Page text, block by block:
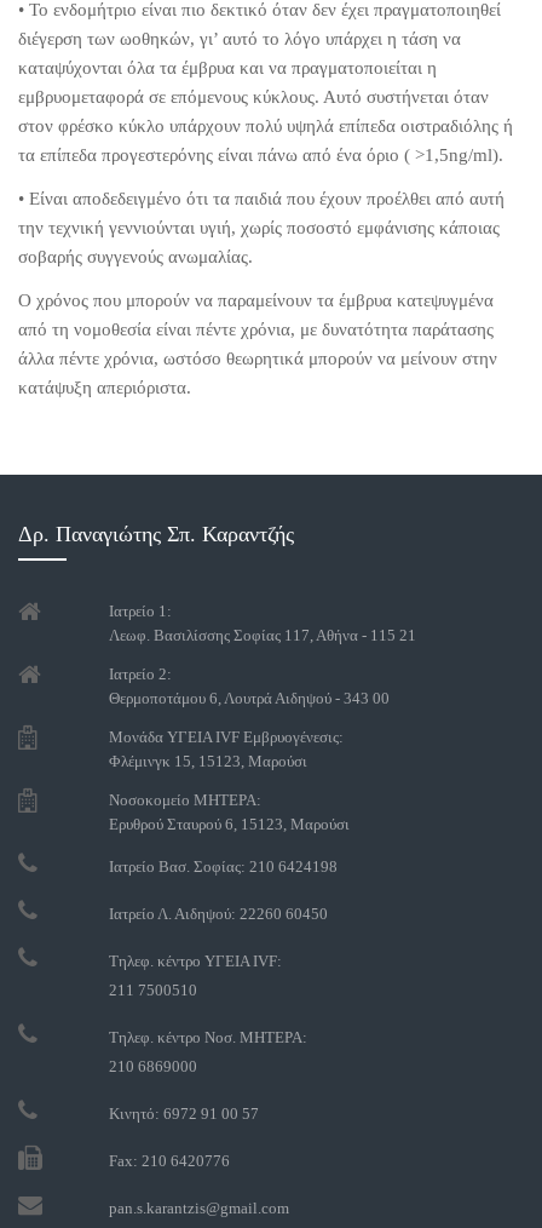
• Το ενδομήτριο είναι πιο δεκτικό όταν δεν έχει πραγματοποιηθεί
διέγερση των ωοθηκών, γι’ αυτό το λόγο υπάρχει η τάση να
καταψύχονται όλα τα έμβρυα και να πραγματοποιείται η
εμβρυομεταφορά σε επόμενους κύκλους. Αυτό συστήνεται όταν
στον φρέσκο κύκλο υπάρχουν πολύ υψηλά επίπεδα οιστραδιόλης ή
τα επίπεδα προγεστερόνης είναι πάνω από ένα όριο ( >1,5ng/ml).
• Είναι αποδεδειγμένο ότι τα παιδιά που έχουν προέλθει από αυτή
την τεχνική γεννιούνται υγιή, χωρίς ποσοστό εμφάνισης κάποιας
σοβαρής συγγενούς ανωμαλίας.
Ο χρόνος που μπορούν να παραμείνουν τα έμβρυα κατεψυγμένα
από τη νομοθεσία είναι πέντε χρόνια, με δυνατότητα παράτασης
άλλα πέντε χρόνια, ωστόσο θεωρητικά μπορούν να μείνουν στην
κατάψυξη απεριόριστα.
Δρ. Παναγιώτης Σπ. Καραντζής
Ιατρείο 1:
Λεωφ. Βασιλίσσης Σοφίας 117, Αθήνα - 115 21
Ιατρείο 2:
Θερμοποτάμου 6, Λουτρά Αιδηψού - 343 00
Μονάδα ΥΓΕΙΑ IVF Εμβρυογένεσις:
Φλέμινγκ 15, 15123, Μαρούσι
Νοσοκομείο ΜΗΤΕΡΑ:
Ερυθρού Σταυρού 6, 15123, Μαρούσι
Ιατρείο Βασ. Σοφίας: 210 6424198
Ιατρείο Λ. Αιδηψού: 22260 60450
Τηλεφ. κέντρο ΥΓΕΙΑ IVF:
211 7500510
Τηλεφ. κέντρο Νοσ. ΜΗΤΕΡΑ:
210 6869000
Κινητό: 6972 91 00 57
Fax: 210 6420776
pan.s.karantzis@gmail.com